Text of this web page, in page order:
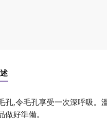
,令毛孔享受一次深呼吸。
好準備。